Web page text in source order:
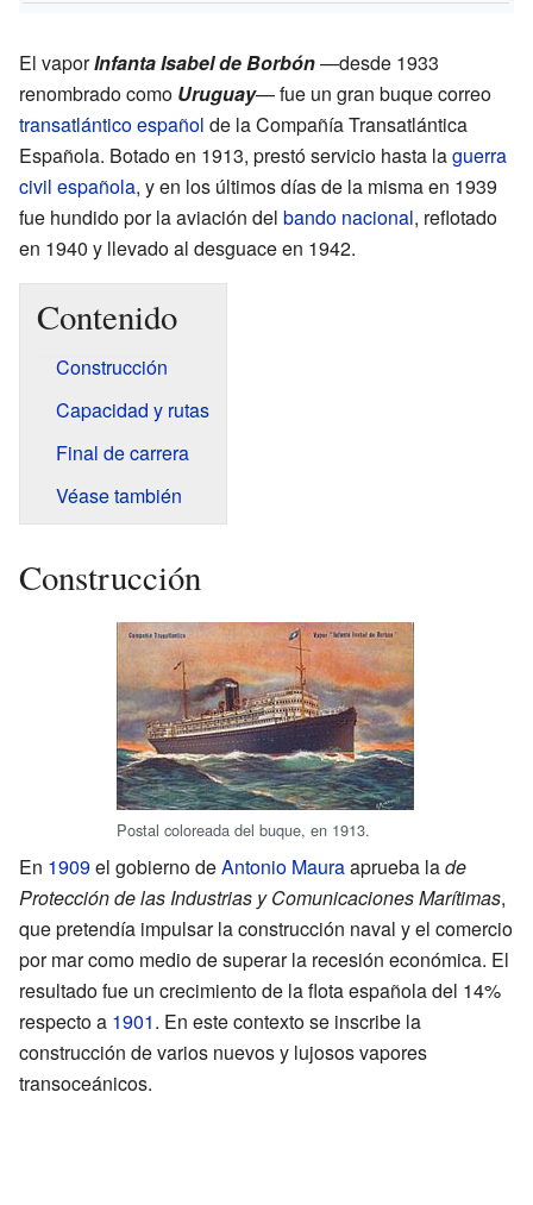
El vaporInfanta Isabel de Borbón—desde 1933
renombrado como Uruguay— fue un gran buque correo
transatlánticoespañol de la Compañía Transatlántica
Española. Botado en 1913, prestó servicio hasta laguerra
civil española, y en los últimos días de la misma en 1939
fue hundido por la aviación del bando nacional, reflotado
en 1940 y llevado al desguace en 1942.
Contenido
Construcción
Capacidad y rutas
Final de carrera
Véase también
Construcción
Postal coloreada del buque, en 1913.
En 1909el gobierno deAntonio Mauraaprueba lade
Protección de las Industrias y Comunicaciones Marítimas,
que pretendía impulsar la construcción naval y el comercio
por mar como medio de superar la recesión económica. El
resultado fue un crecimiento de la flota española del 14%
respecto a 1901. En este contexto se inscribe la
construcción de varios nuevos y lujosos vapores
transoceánicos.